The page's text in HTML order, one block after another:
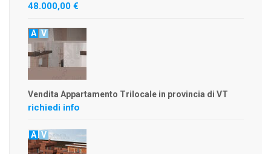
48.000,00 €
A V
Vendita Appartamento Trilocale in provincia di VT
richiedi info
A V